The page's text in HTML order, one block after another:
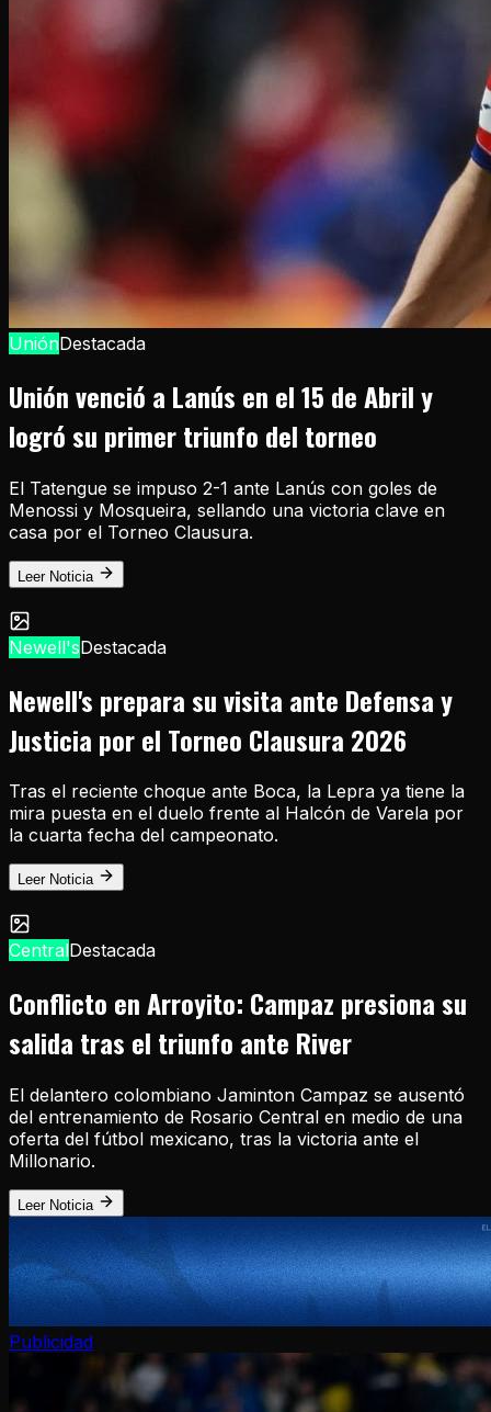
UniónDestacada
Unión venció a Lanús en el 15 de Abril y
logró su primer triunfo del torneo
El Tatengue se impuso 2-1 ante Lanús con goles de
Menossi y Mosqueira, sellando una victoria clave en
casa por el Torneo Clausura.
Leer Noticia
Newell'sDestacada
Newell's prepara su visita ante Defensa y
Justicia por el Torneo Clausura 2026
Tras el reciente choque ante Boca, la Lepra ya tiene la
mira puesta en el duelo frente al Halcón de Varela por
la cuarta fecha del campeonato.
Leer Noticia
CentralDestacada
Conflicto en Arroyito: Campaz presiona su
salida tras el triunfo ante River
El delantero colombiano Jaminton Campaz se ausentó
del entrenamiento de Rosario Central en medio de una
oferta del fútbol mexicano, tras la victoria ante el
Millonario.
Leer Noticia
Publicidad